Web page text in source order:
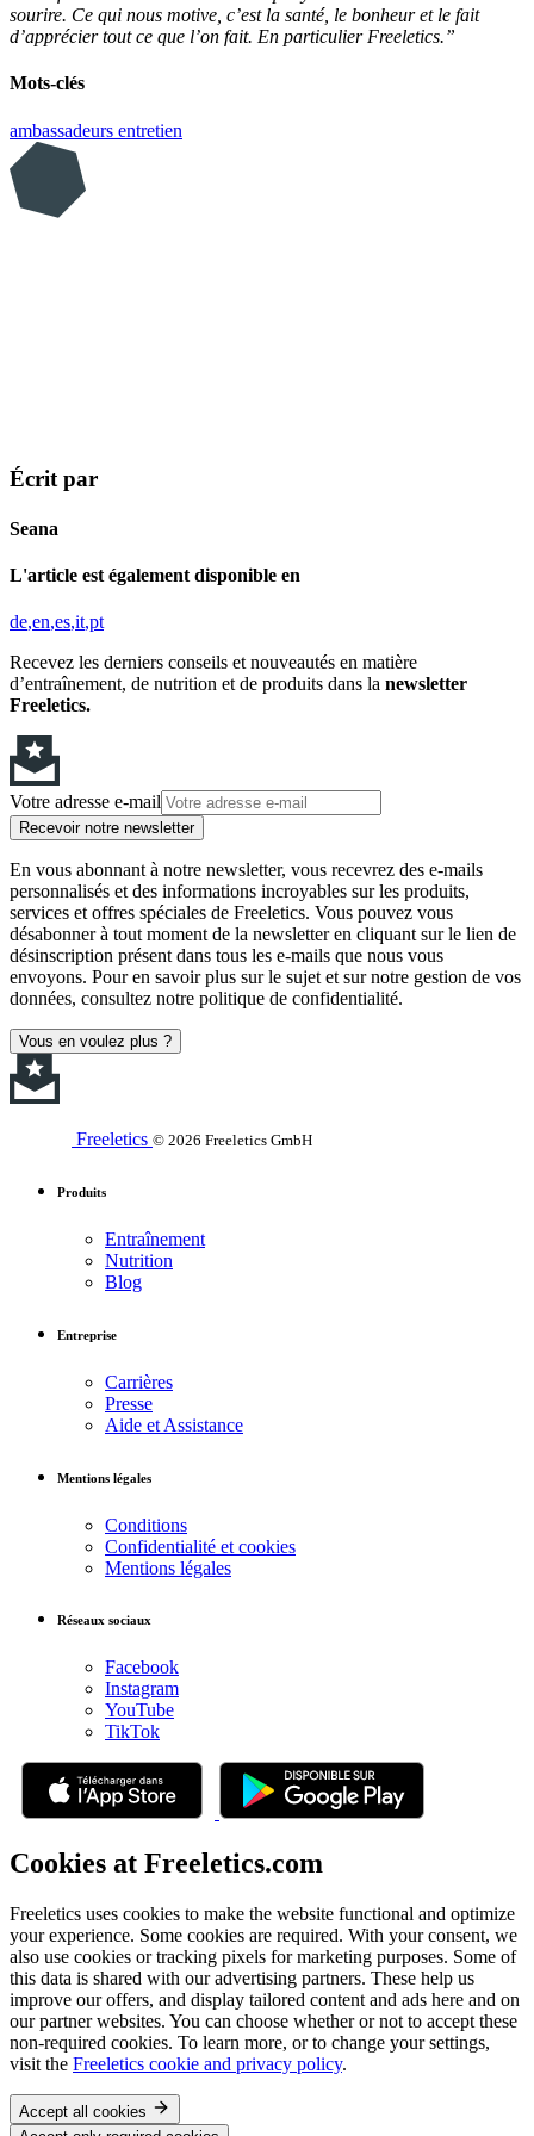
sourire. Ce qui nous motive, c’est la santé, le bonheur et le fait
d’apprécier tout ce que l’on fait. En particulier Freeletics.”
Mots-clés
ambassadeurs entretien
Écrit par
Seana
L'article est également disponible en
de en es it pt
Recevez les derniers conseils et nouveautés en matière
d’entraînement, de nutrition et de produits dans la newsletter
Freeletics.
Votre adresse e-mail
Recevoir notre newsletter
En vous abonnant à notre newsletter, vous recevrez des e-mails
personnalisés et des informations incroyables sur les produits,
services et offres spéciales de Freeletics. Vous pouvez vous
désabonner à tout moment de la newsletter en cliquant sur le lien de
désinscription présent dans tous les e-mails que nous vous
envoyons. Pour en savoir plus sur le sujet et sur notre gestion de vos
données, consultez notre politique de confidentialité.
Vous en voulez plus ?
Freeletics © 2026 Freeletics GmbH
Produits
Entraînement
Nutrition
Blog
Entreprise
Carrières
Presse
Aide et Assistance
Mentions légales
Conditions
Confidentialité et cookies
Mentions légales
Réseaux sociaux
Facebook
Instagram
YouTube
TikTok
Cookies at Freeletics.com
Freeletics uses cookies to make the website functional and optimize
your experience. Some cookies are required. With your consent, we
also use cookies or tracking pixels for marketing purposes. Some of
this data is shared with our advertising partners. These help us
improve our offers, and display tailored content and ads here and on
our partner websites. You can choose whether or not to accept these
non-required cookies. To learn more, or to change your settings,
visit the Freeletics cookie and privacy policy.
Accept all cookies